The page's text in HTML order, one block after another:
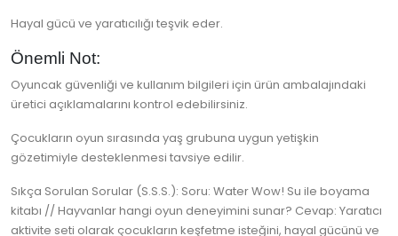
Hayal gücü ve yaratıcılığı teşvik eder.
Önemli Not:
Oyuncak güvenliği ve kullanım bilgileri için ürün ambalajındaki
üretici açıklamalarını kontrol edebilirsiniz.
Çocukların oyun sırasında yaş grubuna uygun yetişkin
gözetimiyle desteklenmesi tavsiye edilir.
Sıkça Sorulan Sorular (S.S.S.): Soru: Water Wow! Su ile boyama
kitabı // Hayvanlar hangi oyun deneyimini sunar? Cevap: Yaratıcı
aktivite seti olarak çocukların keşfetme isteğini, hayal gücünü ve